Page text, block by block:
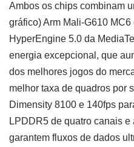
Ambos os chips combinam
gráfico) Arm Mali-G610
HyperEngine 5.0 da
energia excepcional, que
dos melhores jogos do
melhor taxa de quadros por
Dimensity 8100 e 140fps
LPDDR5 de quatro canais
garantem fluxos de dados